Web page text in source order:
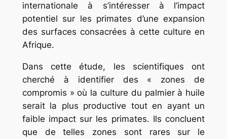
internationale à s’intéresser à l’impact
potentiel sur les primates d’une expansion
des surfaces consacrées à cette culture en
Afrique.
Dans cette étude, les scientifiques ont
cherché à identifier des « zones de
compromis » où la culture du palmier à huile
serait la plus productive tout en ayant un
faible impact sur les primates. Ils concluent
que de telles zones sont rares sur le